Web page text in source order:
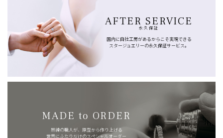
AFTER SERVICE
永久保証
国内に自社工房があるからこそ実現できる
スタージュエリーの永久保証サービス。
MADE to ORDER
熟練の職人が、原型から作り上げる
世界にふたりだけのスペシャルオーダー